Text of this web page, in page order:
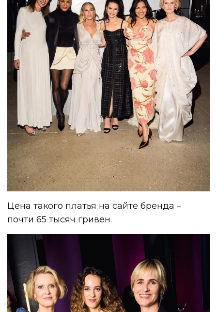
Цена такого платья на сайте бренда –
почти 65 тысяч гривен.